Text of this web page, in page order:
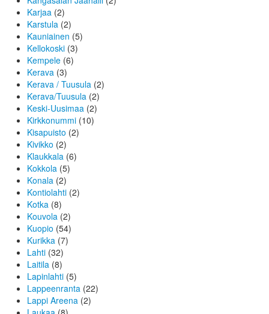
Karjaa (2)
Karstula (2)
Kauniainen (5)
Kellokoski (3)
Kempele (6)
Kerava (3)
Kerava / Tuusula (2)
Kerava/Tuusula (2)
Keski-Uusimaa (2)
Kirkkonummi (10)
Kisapuisto (2)
Kivikko (2)
Klaukkala (6)
Kokkola (5)
Konala (2)
Kontiolahti (2)
Kotka (8)
Kouvola (2)
Kuopio (54)
Kurikka (7)
Lahti (32)
Laitila (8)
Lapinlahti (5)
Lappeenranta (22)
Lappi Areena (2)